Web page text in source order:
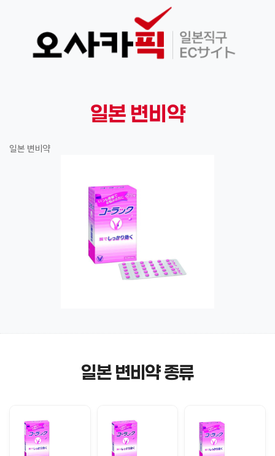
일본 변비약
일본 변비약
일본 변비약 종류